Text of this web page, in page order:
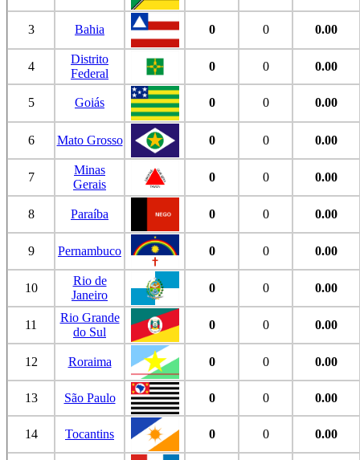
3 Bahia 0 0 0.00
4
Distrito
Federal
0 0 0.00
5 Goiás 0 0 0.00
6 Mato Grosso 0 0 0.00
7
Minas
Gerais
0 0 0.00
8 Paraíba 0 0 0.00
9 Pernambuco 0 0 0.00
10
Rio de
Janeiro
0 0 0.00
11
Rio Grande
do Sul
0 0 0.00
12 Roraima 0 0 0.00
13 São Paulo 0 0 0.00
14 Tocantins 0 0 0.00